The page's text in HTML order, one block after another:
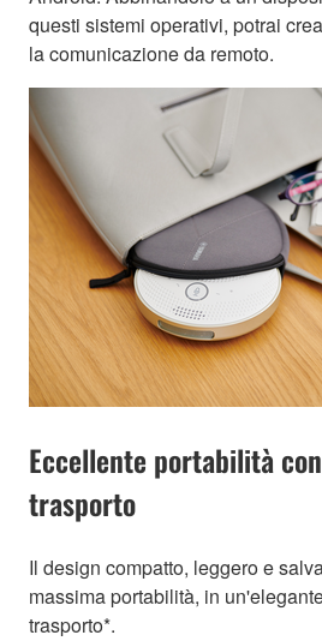
questi sistemi operativi, potrai
la comunicazione da remoto.
Eccellente portabilità
trasporto
Il design compatto, leggero e
massima portabilità, in
trasporto*.